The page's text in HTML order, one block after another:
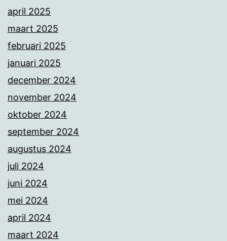
april 2025
maart 2025
februari 2025
januari 2025
december 2024
november 2024
oktober 2024
september 2024
augustus 2024
juli 2024
juni 2024
mei 2024
april 2024
maart 2024